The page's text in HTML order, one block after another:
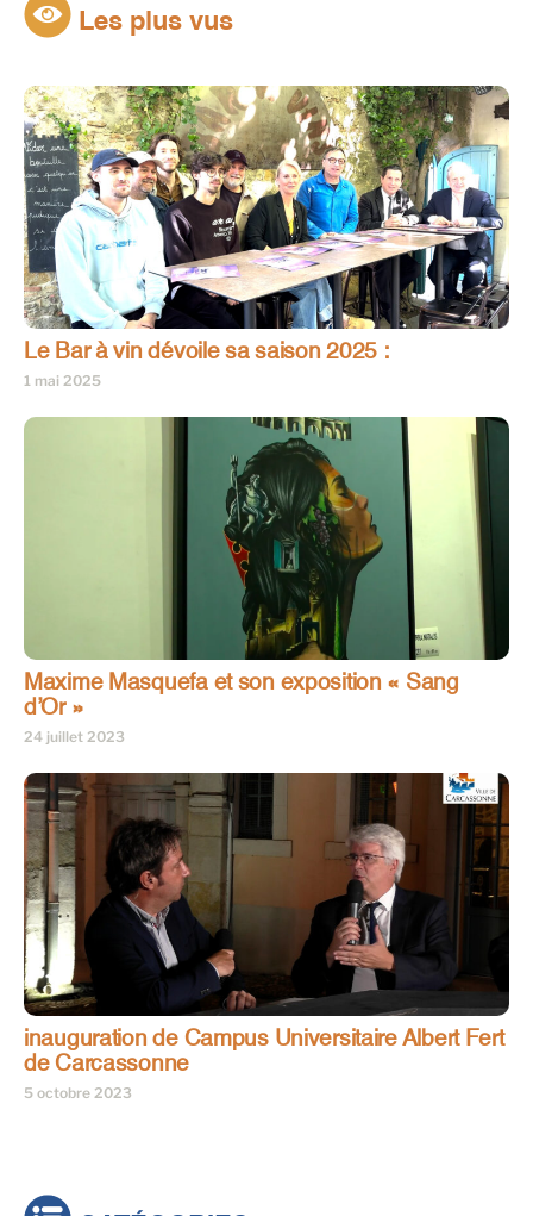
Les plus vus
Le Bar à vin dévoile sa saison 2025 :
1 mai 2025
Maxime Masquefa et son exposition « Sang
d’Or »
24 juillet 2023
inauguration de Campus Universitaire Albert Fert
de Carcassonne
5 octobre 2023